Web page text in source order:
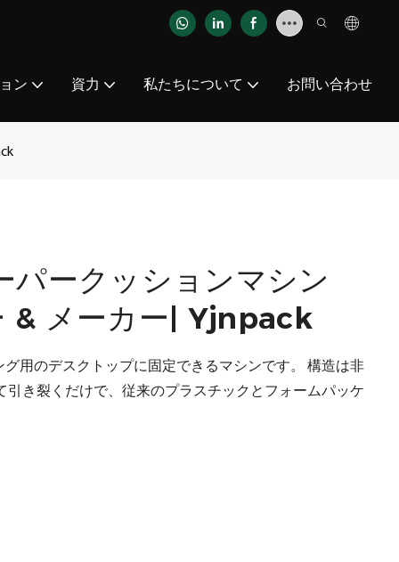
ン 資力 私たちについて お問い合わせ
ークッションマシン
& メーカー| Yjnpack
グ用のデスクトップに固定できるマシンです。 構造は非
き裂くだけで、従来のプラスチックとフォームパッケ